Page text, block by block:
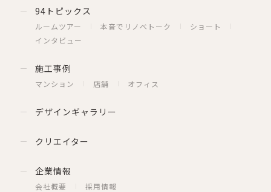
94トピックス
ルームツアー 本音でリノベトーク
ショート
インタビュー
施工事例
マンション 店舗 オフィス
デザインギャラリー
クリエイター
企業情報
会社概要 採用情報